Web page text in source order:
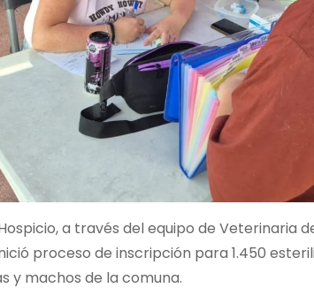
a través del equipo de Veterinaria
proceso de inscripción para 1.450
y machos de la comuna.